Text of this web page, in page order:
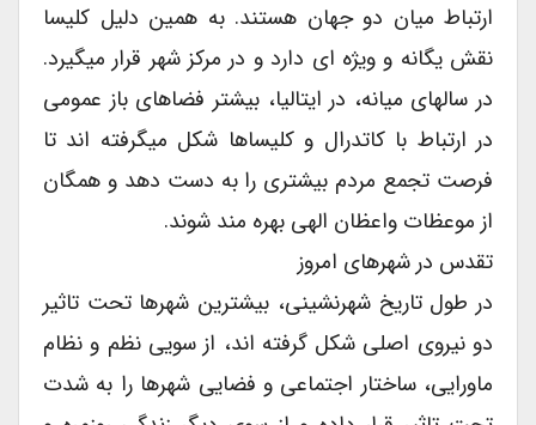
ارتباط میان دو جهان هستند. به همین دلیل کلیسا
نقش یگانه و ویژه ای دارد و در مرکز شهر قرار میگیرد.
در سالهای میانه، در ایتالیا، بیشتر فضاهای باز عمومی
در ارتباط با کاتدرال و کلیساها شکل میگرفته اند تا
فرصت تجمع مردم بیشتری را به دست دهد و همگان
از موعظات واعظان الهی بهره مند شوند.
تقدس در شهرهای امروز
در طول تاریخ شهرنشینی، بیشترین شهرها تحت تاثیر
دو نیروی اصلی شکل گرفته اند، از سویی نظم و نظام
ماورایی، ساختار اجتماعی و فضایی شهرها را به شدت